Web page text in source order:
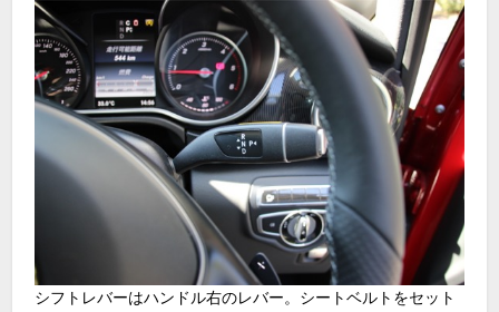
シフトレバーはハンドル右のレバー。シートベルトをセット